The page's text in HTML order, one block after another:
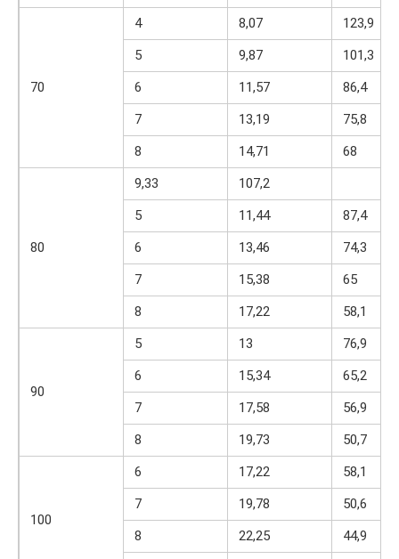
70
4 8,07
123,9
5
9,87
101,3
6
11,57
86,4
7
13,19
75,8
8
14,71 68
80
9,33
107,2
5
11,44
87,4
6
13,46
74,3
7
15,38
65
8
17,22 58,1
90
5 13
76,9
6
15,34
65,2
7
17,58
56,9
8
19,73 50,7
100
6 17,22
58,1
7
19,78
50,6
8
22,25
44,9